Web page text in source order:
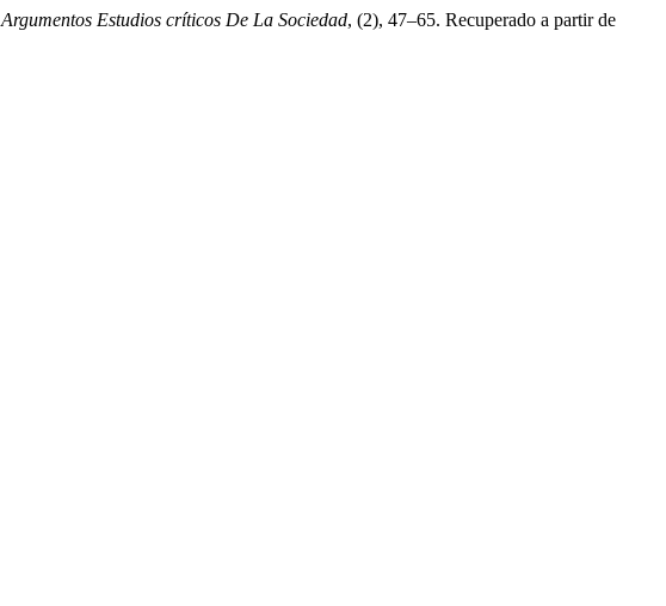
Argumentos Estudios críticos De La Sociedad, (2), 47–65. Recuperado a partir de